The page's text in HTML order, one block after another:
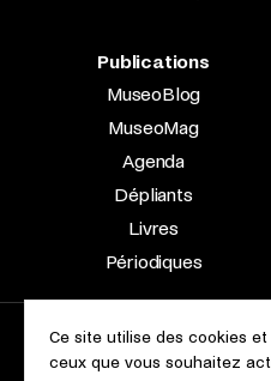
Publications
MuseoBlog
MuseoMag
Agenda
Dépliants
Livres
Périodiques
2023 © Le Musée national
À propos du site
Ce site utilise des cookies
ceux que vous souhaitez